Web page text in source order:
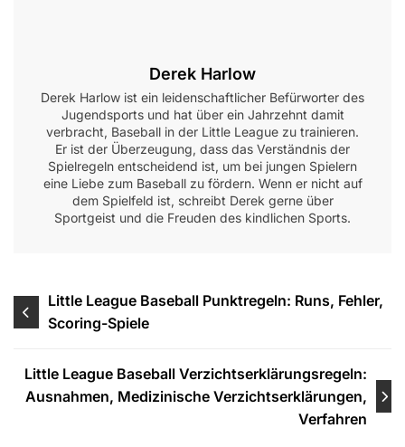
Derek Harlow
Derek Harlow ist ein leidenschaftlicher Befürworter des
Jugendsports und hat über ein Jahrzehnt damit
verbracht, Baseball in der Little League zu trainieren.
Er ist der Überzeugung, dass das Verständnis der
Spielregeln entscheidend ist, um bei jungen Spielern
eine Liebe zum Baseball zu fördern. Wenn er nicht auf
dem Spielfeld ist, schreibt Derek gerne über
Sportgeist und die Freuden des kindlichen Sports.
Post
navigation
Little League Baseball Punktregeln: Runs, Fehler,
Scoring-Spiele
Little League Baseball Verzichtserklärungsregeln:
Ausnahmen, Medizinische Verzichtserklärungen,
Verfahren